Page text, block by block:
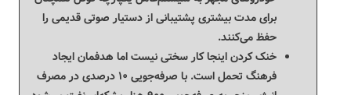
برای مدت بیشتری پشتیبانی از دستیار صوتی قدیمی را
حفظ می‌کنند.
خنک کردن اینجا کار سختی نیست اما هدفمان ایجاد
فرهنگ تحمل است. با صرفه‌جویی ۱۰ درصدی در مصرف